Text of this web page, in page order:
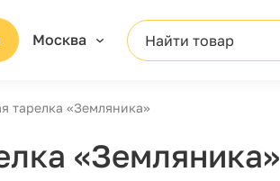
Москва Найти товар
тарелка «Земляника»
«Земляника»